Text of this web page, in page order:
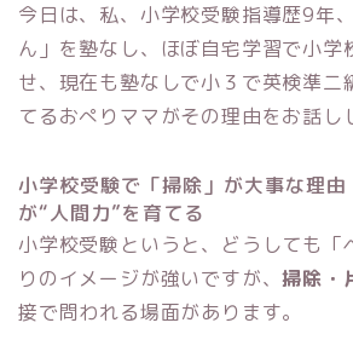
今日は、私、小学校受験指導歴9年
ん」を塾なし、ほぼ自宅学習で小学
せ、現在も塾なしで小３で英検準二
てるおぺりママがその理由をお話し
小学校受験で「掃除」が大事な理
が“人間力”を育てる
小学校受験というと、どうしても「
りのイメージが強いですが、掃除・
接で問われる場面があります。